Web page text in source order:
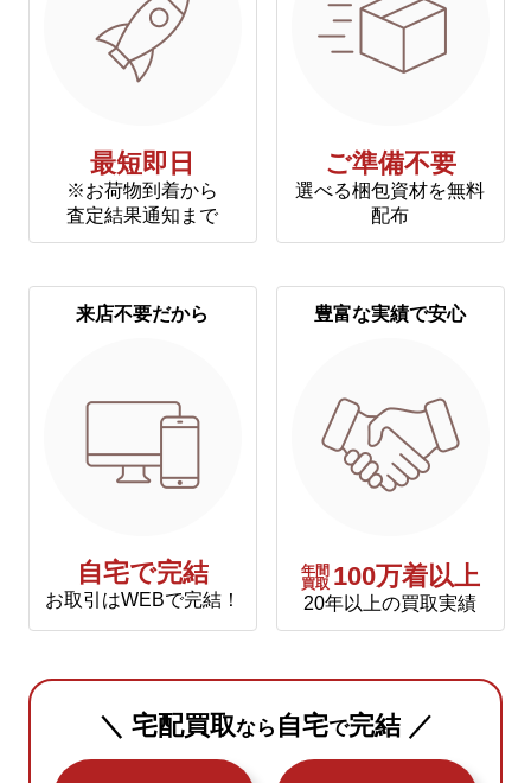
最短即日
※お荷物到着から
査定結果通知まで
ご準備不要
選べる梱包資材を無料
配布
来店不要だから
自宅で完結
お取引はWEBで完結！
豊富な実績で安心
年間
買取 100万着以上
20年以上の買取実績
＼ 宅配買取なら 自宅で完結 ／